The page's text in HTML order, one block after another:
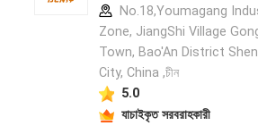
No.18,Youmagang
Zone, JiangShi Village
Town, Bao'An District
City, China ,চীন
5.0
যাচাইকৃত সরবরাহকারী